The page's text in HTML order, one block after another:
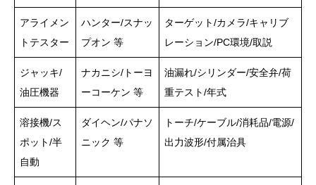
アライメン
トテスター
ハンター/スナッ
プオン 等
ターゲット/カメラ/キャリブ
レーション/PC環境/取説
ジャッキ/
油圧機器
ナカニシ/トーヨ
ーコーケン 等
油漏れ/シリンダー/安全弁/荷
重テスト/年式
溶接機/ス
ポット/半
自動
ダイヘン/パナソ
ニック 等
トーチ/ケーブル/消耗品/電源/
出力波形/付属治具